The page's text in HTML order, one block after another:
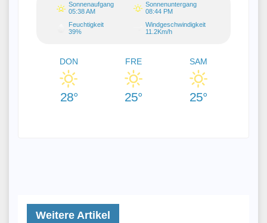
Sonnenaufgang
05:38 AM
Sonnenuntergang
08:44 PM
Feuchtigkeit
39%
Windgeschwindigkeit
11.2Km/h
DON
28°
FRE
25°
SAM
25°
Weitere Artikel